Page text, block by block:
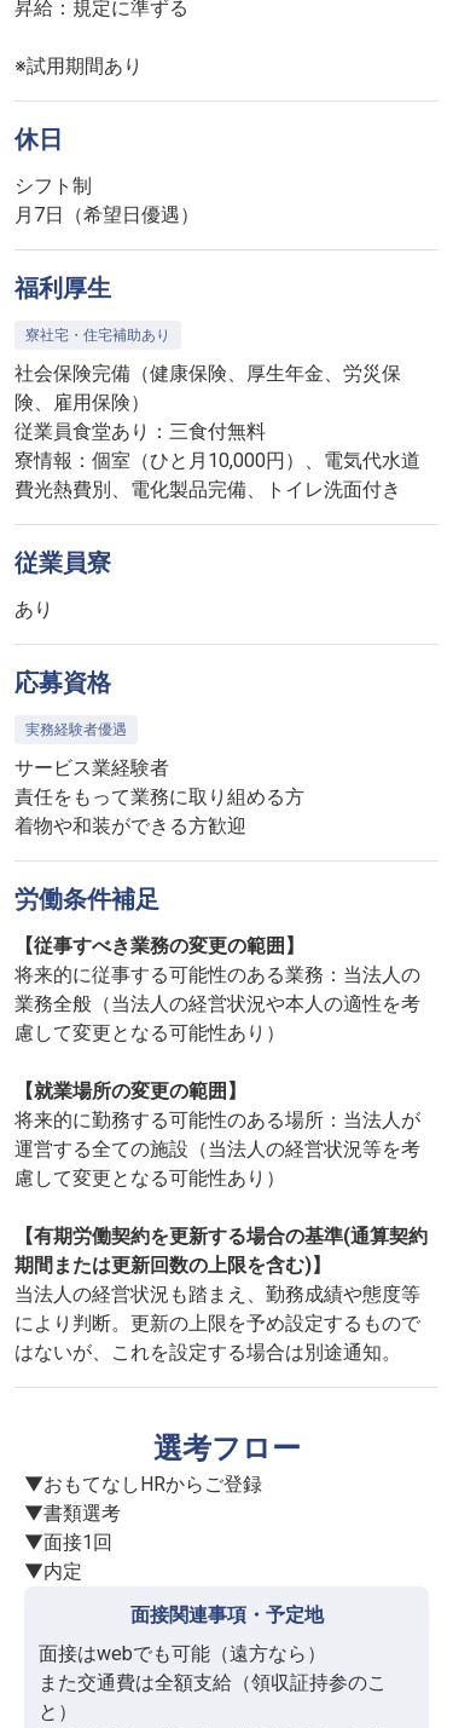
昇給：規定に準ずる
※試用期間あり
休日
シフト制
月7日（希望日優遇）
福利厚生
寮社宅・住宅補助あり
社会保険完備（健康保険、厚生年金、労災保
険、雇用保険）
従業員食堂あり：三食付無料
寮情報：個室（ひと月10,000円）、電気代水道
費光熱費別、電化製品完備、トイレ洗面付き
従業員寮
あり
応募資格
実務経験者優遇
サービス業経験者
責任をもって業務に取り組める方
着物や和装ができる方歓迎
労働条件補足
【従事すべき業務の変更の範囲】
将来的に従事する可能性のある業務：当法人の
業務全般（当法人の経営状況や本人の適性を考
慮して変更となる可能性あり）
【就業場所の変更の範囲】
将来的に勤務する可能性のある場所：当法人が
運営する全ての施設（当法人の経営状況等を考
慮して変更となる可能性あり）
【有期労働契約を更新する場合の基準(通算契約
期間または更新回数の上限を含む)】
当法人の経営状況も踏まえ、勤務成績や態度等
により判断。更新の上限を予め設定するもので
はないが、これを設定する場合は別途通知。
選考フロー
▼おもてなしHRからご登録
▼書類選考
▼面接1回
▼内定
面接関連事項・予定地
面接はwebでも可能（遠方なら）
また交通費は全額支給（領収証持参のこ
と）